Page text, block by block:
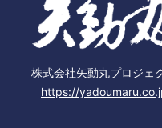
株式会社矢動丸プロジェ
https://